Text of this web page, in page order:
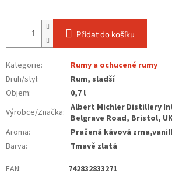
Přidat do košíku
Kategorie:
Rumy a ochucené rumy
Druh/styl:
Rum, sladší
Objem:
0,7 l
Výrobce/Značka: Albert Michler Distillery
Belgrave Road, Bristol,
Aroma:
Pražená kávová
Barva:
Tmavě zlatá
EAN:
742832833271